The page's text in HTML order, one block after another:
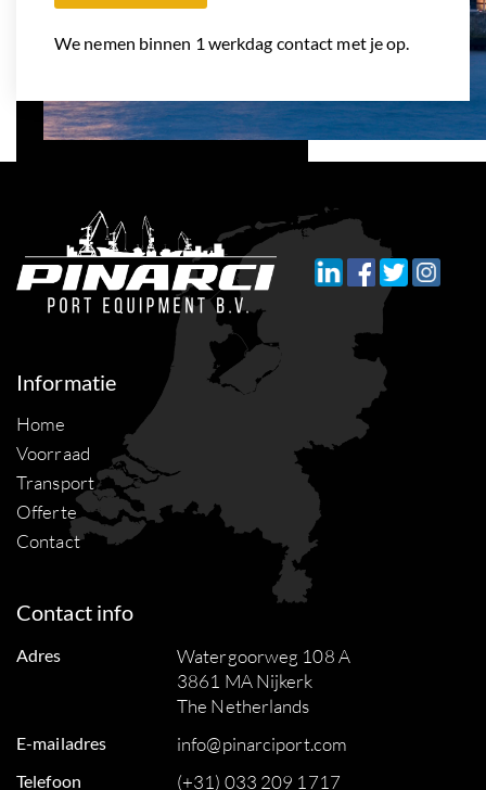
We nemen binnen 1 werkdag contact met je op.
Informatie
Home
Voorraad
Transport
Offerte
Contact
Contact info
Adres
Watergoorweg 108 A
3861 MA Nijkerk
The Netherlands
E-mailadres info@pinarciport.com
Telefoon (+31) 033 209 1717